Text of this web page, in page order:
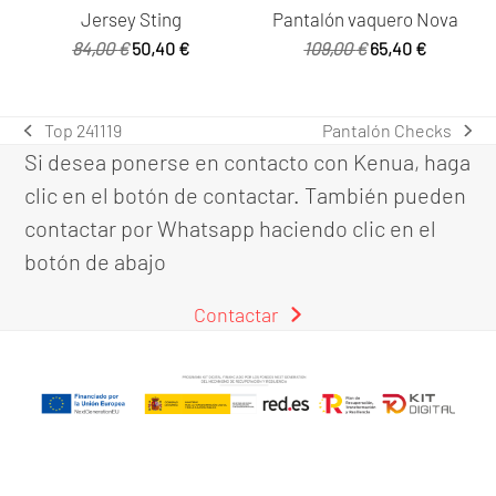
Jersey Sting
84,00€El
50,40 €El
Pantalón vaquero Nova
109,00€El
era:
109,00 €.
65,40 €El
es:
65,40 €.
previous
post:
Top 241119
next
post:
Pantalón Checks
Si desea ponerse en contacto con Kenua, haga
clic en el botón de contactar. También pueden
contactar por Whatsapp haciendo clic en el
botón de abajo
Contactar